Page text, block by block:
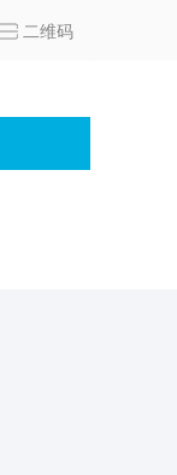
二维码